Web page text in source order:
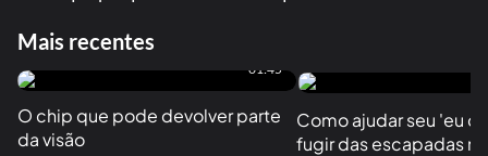
Mais recentes
01:45
O chip que pode devolver parte
da visão
Como ajudar seu 'eu
fugir das escapadas